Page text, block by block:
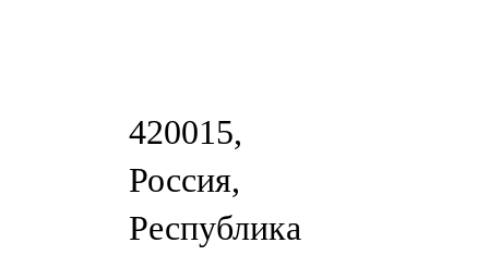
420015,
Россия,
Республика